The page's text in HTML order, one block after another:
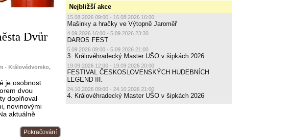
Dvůr
- Královédvorsko,
je osobnost
dvou
doplňoval
novinovými
aktuálně
Pokračování
Nejbližší akce
15.08.2026 09:00 - 16.08.2026 16:00
Mašinky a hračky ve Výtopně Jaroměř
4.09.2026 16:00 - 5.09.2026 23:30
DAROS FEST
5.09.2026 09:00 - 5.09.2026 21:00
3. Královéhradecký Master UŠO v šipkách 2026
19.09.2026 12:00 - 19.09.2026 20:00
FESTIVAL ČESKOSLOVENSKÝCH HUDEBNÍCH
LEGEND III.
24.10.2026 09:00 - 24.10.2026 21:00
4. Královéhradecký Master UŠO v šipkách 2026